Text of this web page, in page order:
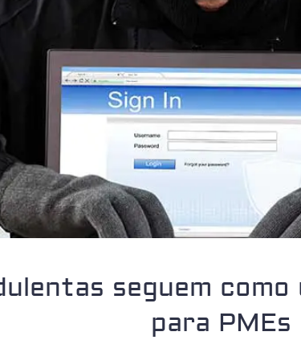
seguem
para PMEs